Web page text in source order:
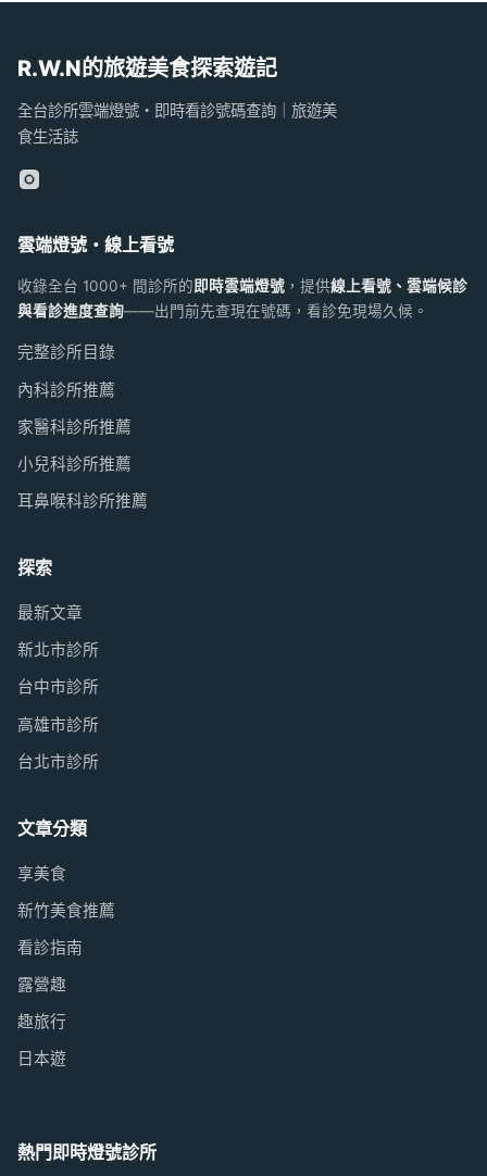
R.W.N的旅遊美食探索遊記
全台診所雲端燈號・即時看診號碼查詢｜旅遊美
食生活誌
雲端燈號・線上看號
收錄全台 1000+ 間診所的即時雲端燈號 ，提供線上看號、雲端候診
與看診進度查詢——出門前先查現在號碼，看診免現場久候。
完整診所目錄
內科診所推薦
家醫科診所推薦
小兒科診所推薦
耳鼻喉科診所推薦
探索
最新文章
新北市診所
台中市診所
高雄市診所
台北市診所
文章分類
享美食
新竹美食推薦
看診指南
露營趣
趣旅行
日本遊
熱門即時燈號診所